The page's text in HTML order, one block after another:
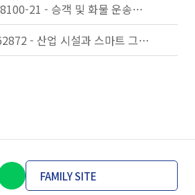
KS B ISO/TS 8100-21 - 승객 및 화물 운송용 엘리베이터 —제21부: 세계공통 필수안전요건(GESRs)을 충족하는 세계공통 안전 파라미터(GSPs)
KS C IEC TS 62872 - 산업 시설과 스마트 그리드 사이의 산업 공정 측정, 제어 및 자동화 시스템 인터페이스
FAMILY SITE